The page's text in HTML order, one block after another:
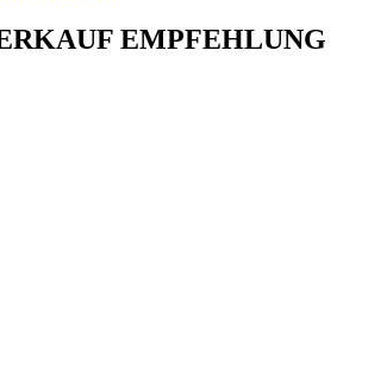
EMPFEHLUNG